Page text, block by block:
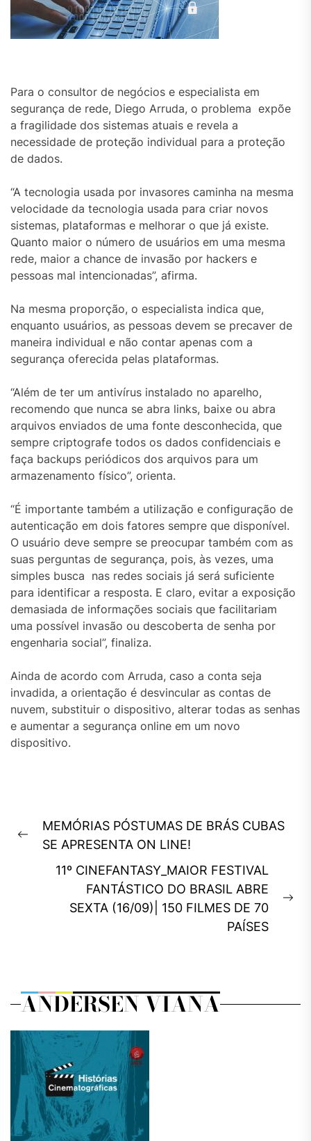
Para o consultor de negócios e especialista em
segurança de rede, Diego Arruda, o problema expõe
a fragilidade dos sistemas atuais e revela a
necessidade de proteção individual para a proteção
de dados.
“A tecnologia usada por invasores caminha na mesma
velocidade da tecnologia usada para criar novos
sistemas, plataformas e melhorar o que já existe.
Quanto maior o número de usuários em uma mesma
rede, maior a chance de invasão por hackers e
pessoas mal intencionadas”, afirma.
Na mesma proporção, o especialista indica que,
enquanto usuários, as pessoas devem se precaver de
maneira individual e não contar apenas com a
segurança oferecida pelas plataformas.
“Além de ter um antivírus instalado no aparelho,
recomendo que nunca se abra links, baixe ou abra
arquivos enviados de uma fonte desconhecida, que
sempre criptografe todos os dados confidenciais e
faça backups periódicos dos arquivos para um
armazenamento físico”, orienta.
“É importante também a utilização e configuração de
autenticação em dois fatores sempre que disponível.
O usuário deve sempre se preocupar também com as
suas perguntas de segurança, pois, às vezes, uma
simples busca nas redes sociais já será suficiente
para identificar a resposta. E claro, evitar a exposição
demasiada de informações sociais que facilitariam
uma possível invasão ou descoberta de senha por
engenharia social”, finaliza.
Ainda de acordo com Arruda, caso a conta seja
invadida, a orientação é desvincular as contas de
nuvem, substituir o dispositivo, alterar todas as senhas
e aumentar a segurança online em um novo
dispositivo.
Navegação
de
Post
Previous
MEMÓRIAS PÓSTUMAS DE BRÁS CUBAS
SE APRESENTA ON LINE!
11º CINEFANTASY_MAIOR FESTIVAL
FANTÁSTICO DO BRASIL ABRE
SEXTA (16/09)| 150 FILMES DE 70
PAÍSES
ANDERSEN VIANA